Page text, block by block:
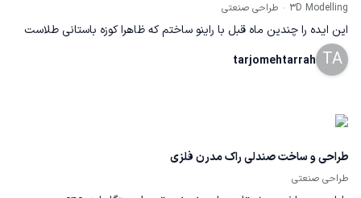
3D Modelling طراحی صنعتی
این ایده را چندین ماه قبل با راینو ساختم که ظاهرا کوزه باستانی طلاست
قبلا ان را با جنس مس طراحی کردم اما اخیرا هنگام رندر با کیشات به ان
TA
tarjomehtarrah
طراحی و ساخت صندلی راک مدرن فلزی
طراحی صنعتی